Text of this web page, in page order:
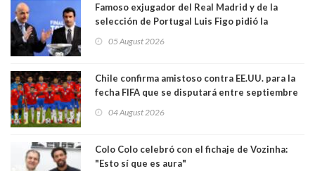
Famoso exjugador del Real Madrid y de la
selección de Portugal Luis Figo pidió la
comportamiento más bajo y cobarde que he
05 August 2026
Chile confirma amistoso contra EE.UU. para la
fecha FIFA que se disputará entre septiembre
04 August 2026
Colo Colo celebró con el fichaje de Vozinha:
"Esto sí que es aura"